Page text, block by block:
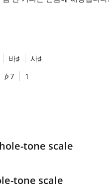
바♯ 사♯
♭7 1
tone scale
tone scale